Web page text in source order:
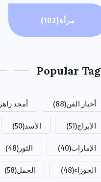
مرأة(102)
Popular Tag
أخبار الفن(88) أمجد زاهر
الأبراج(51) الأسد(50)
الإمارات(40) الثور (48)
الجوزاء(48) الحمل(58)